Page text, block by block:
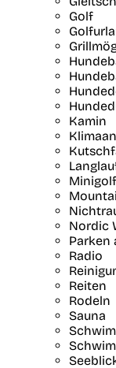
Golf
Kamin
Minigolf
Nordic
Parken
Radio
Reiten
Rodeln
Sauna